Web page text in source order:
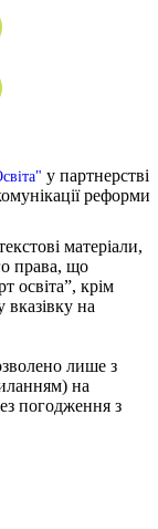
у партнерстві
реформи
матеріали,
права, що
освіта”, крім
вказівку на
лише з
на
погодження з